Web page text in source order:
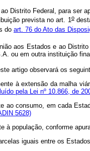
Distrito Federal, para ser
prevista no art. 1o
do art. 76 do Ato das
aos Estados e ao
ou em outra
artigo observará os
à extensão da malha
pela Lei nº 10.866, de
ao consumo, em cada
5628)
à população, conforme
iguais entre os